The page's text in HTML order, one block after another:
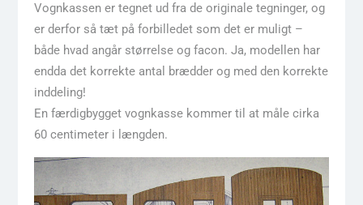
Vognkassen er tegnet ud fra de originale tegninger, og
er derfor så tæt på forbilledet som det er muligt –
både hvad angår størrelse og facon. Ja, modellen har
endda det korrekte antal brædder og med den korrekte
inddeling!
En færdigbygget vognkasse kommer til at måle cirka
60 centimeter i længden.